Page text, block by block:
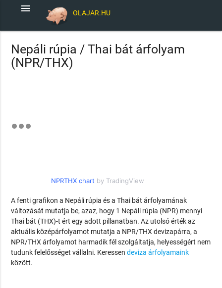
OLAJAR.HU
menu
Nepáli rúpia / Thai bát árfolyam
(NPR/THX)
NPRTHX chart by TradingView
A fenti grafikon a Nepáli rúpia és a Thai bát árfolyamának
változását mutatja be, azaz, hogy 1 Nepáli rúpia (NPR) mennyi
Thai bát (THX)-t ért egy adott pillanatban. Az utolsó érték az
aktuális középárfolyamot mutatja a NPR/THX devizapárra, a
NPR/THX árfolyamot harmadik fél szolgáltatja, helyességért nem
tudunk felelősséget vállalni. Keressendeviza árfolyamaink
között.